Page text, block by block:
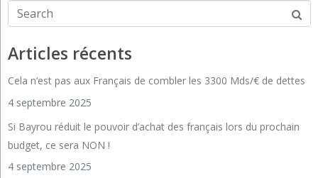
Articles récents
Cela n’est pas aux Français de combler les 3300 Mds/€ de dettes
4 septembre 2025
Si Bayrou réduit le pouvoir d’achat des français lors du prochain
budget, ce sera NON !
4 septembre 2025